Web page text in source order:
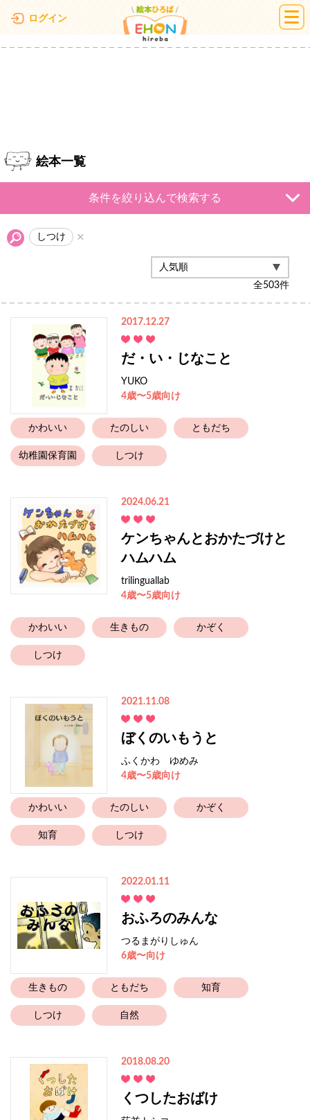
ログイン 絵本ひろば
絵本一覧
条件を絞り込んで検索する
しつけ
全503件
2017.12.27
だ・い・じなこと
YUKO
4歳〜5歳向け
かわいい たのしい ともだち
幼稚園保育園 しつけ
2024.06.21
ケンちゃんとおかたづけと
ハムハム
trilinguallab
4歳〜5歳向け
かわいい 生きもの かぞく
しつけ
2021.11.08
ぼくのいもうと
ふくかわ ゆめみ
4歳〜5歳向け
かわいい たのしい かぞく
知育 しつけ
2022.01.11
おふろのみんな
つるまがりしゅん
6歳〜向け
生きもの ともだち 知育
しつけ 自然
2018.08.20
くつしたおばけ